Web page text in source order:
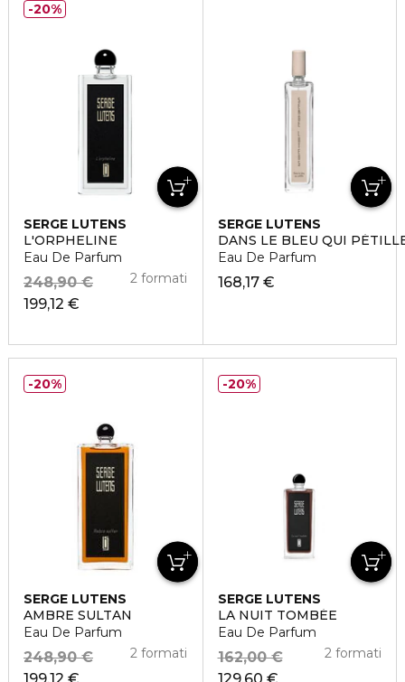
SERGE LUTENS
L'ORPHELINE
Eau De Parfum
199,12 €
248,90 € 2 formati
20%
SERGE LUTENS
DANS LE BLEU QUI
Eau De Parfum
168,17 €
SERGE LUTENS
AMBRE SULTAN
Eau De Parfum
248,90 € 2 formati
20%
SERGE LUTENS
LA NUIT TOMBÉE
Eau De Parfum
162,00 € 2 formati
20%